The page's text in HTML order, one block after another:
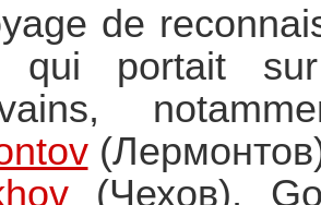
de
qui portait sur
(Чехов),